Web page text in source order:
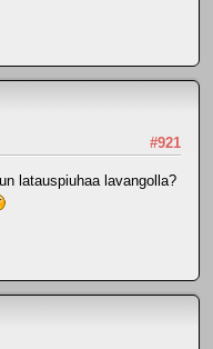
#921
latauspiuhaa lavangolla?